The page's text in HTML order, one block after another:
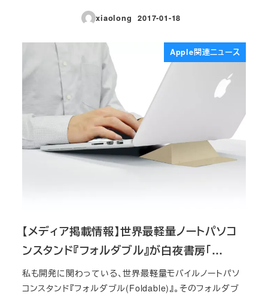
xiaolong
投稿日
2017-01-18
Apple関連ニュース
【メディア掲載情報】世界最軽量ノートパソコ
ンスタンド『フォルダブル』が白夜書房「…
私も開発に関わっている、世界最軽量モバイルノートパソ
コンスタンド『フォルダブル(Foldable)』。そのフォルダブ